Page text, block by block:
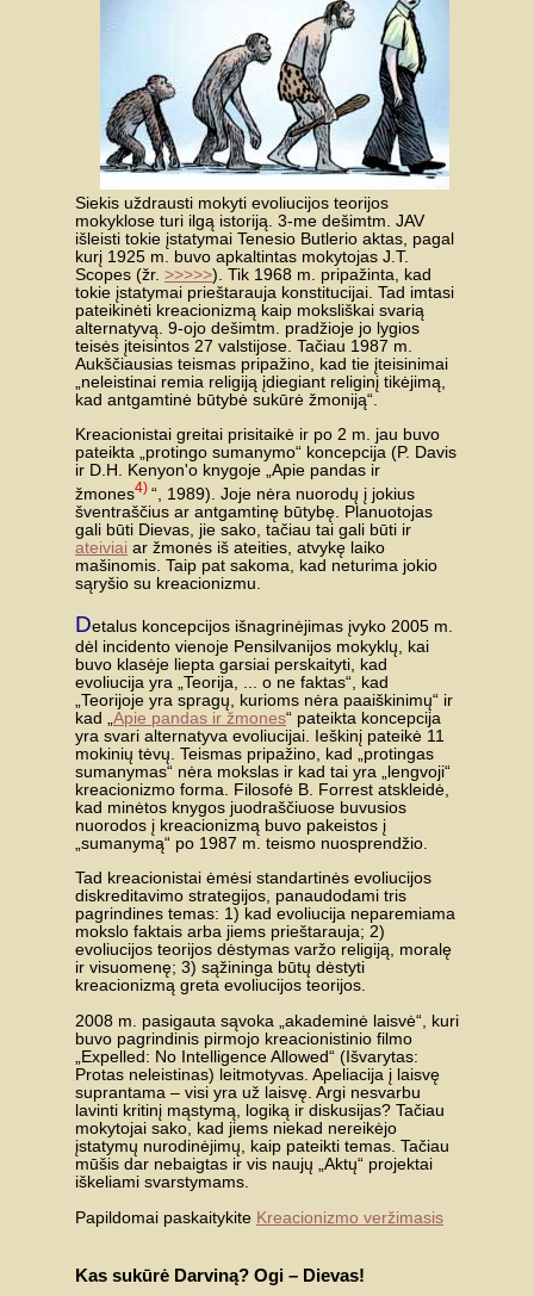
Siekis uždrausti mokyti evoliucijos teorijos
mokyklose turi ilgą istoriją. 3-me dešimtm. JAV
išleisti tokie įstatymai Tenesio Butlerio aktas, pagal
kurį 1925 m. buvo apkaltintas mokytojas J.T.
Scopes (žr. >>>>>). Tik 1968 m. pripažinta, kad
tokie įstatymai prieštarauja konstitucijai. Tad imtasi
pateikinėti kreacionizmą kaip moksliškai svarią
alternatyvą. 9-ojo dešimtm. pradžioje jo lygios
teisės įteisintos 27 valstijose. Tačiau 1987 m.
Aukščiausias teismas pripažino, kad tie įteisinimai
„neleistinai remia religiją įdiegiant religinį tikėjimą,
kad antgamtinė būtybė sukūrė žmoniją“.
Kreacionistai greitai prisitaikė ir po 2 m. jau buvo
pateikta „protingo sumanymo“ koncepcija (P. Davis
ir D.H. Kenyon'o knygoje „Apie pandas ir
žmones4) “, 1989). Joje nėra nuorodų į jokius
šventraščius ar antgamtinę būtybę. Planuotojas
gali būti Dievas, jie sako, tačiau tai gali būti ir
ateiviai ar žmonės iš ateities, atvykę laiko
mašinomis. Taip pat sakoma, kad neturima jokio
sąryšio su kreacionizmu.
Detalus koncepcijos išnagrinėjimas įvyko 2005 m.
dėl incidento vienoje Pensilvanijos mokyklų, kai
buvo klasėje liepta garsiai perskaityti, kad
evoliucija yra „Teorija, ... o ne faktas“, kad
„Teorijoje yra spragų, kurioms nėra paaiškinimų“ ir
kad „ Apie pandas ir žmones“ pateikta koncepcija
yra svari alternatyva evoliucijai. Ieškinį pateikė 11
mokinių tėvų. Teismas pripažino, kad „protingas
sumanymas“ nėra mokslas ir kad tai yra „lengvoji“
kreacionizmo forma. Filosofė B. Forrest atskleidė,
kad minėtos knygos juodraščiuose buvusios
nuorodos į kreacionizmą buvo pakeistos į
„sumanymą“ po 1987 m. teismo nuosprendžio.
Tad kreacionistai ėmėsi standartinės evoliucijos
diskreditavimo strategijos, panaudodami tris
pagrindines temas: 1) kad evoliucija neparemiama
mokslo faktais arba jiems prieštarauja; 2)
evoliucijos teorijos dėstymas varžo religiją, moralę
ir visuomenę; 3) sąžininga būtų dėstyti
kreacionizmą greta evoliucijos teorijos.
2008 m. pasigauta sąvoka „akademinė laisvė“, kuri
buvo pagrindinis pirmojo kreacionistinio filmo
„Expelled: No Intelligence Allowed“ (Išvarytas:
Protas neleistinas) leitmotyvas. Apeliacija į laisvę
suprantama – visi yra už laisvę. Argi nesvarbu
lavinti kritinį mąstymą, logiką ir diskusijas? Tačiau
mokytojai sako, kad jiems niekad nereikėjo
įstatymų nurodinėjimų, kaip pateikti temas. Tačiau
mūšis dar nebaigtas ir vis naujų „Aktų“ projektai
iškeliami svarstymams.
Papildomai paskaitykite Kreacionizmo veržimasis
Kas sukūrė Darviną? Ogi – Dievas!